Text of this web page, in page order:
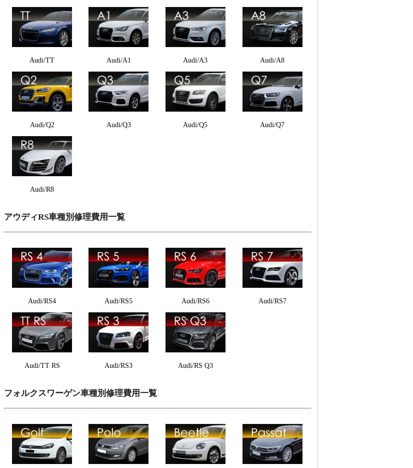
Audi/TT Audi/A1 Audi/A3 Audi/A8
Audi/Q2 Audi/Q3 Audi/Q5 Audi/Q7
Audi/R8
アウディRS車種別修理費用一覧
Audi/RS4 Audi/RS5 Audi/RS6 Audi/RS7
Audi/TT RS Audi/RS3 Audi/RS Q3
フォルクスワーゲン車種別修理費用一覧